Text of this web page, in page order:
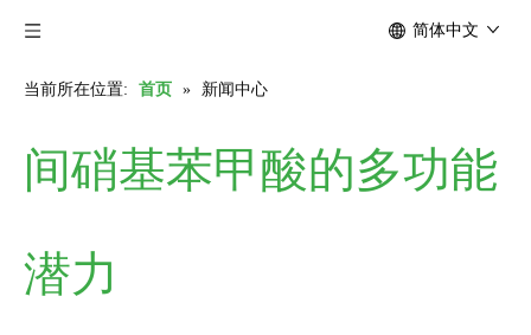
简体中文
当前所在位置: 首页 » 新闻中心
间硝基苯甲酸的多功能
潜力